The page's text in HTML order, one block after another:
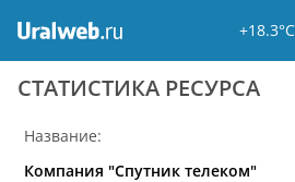
+18.3°C
CТАТИСТИКА РЕСУРСА
Название:
Компания "Спутник телеком"